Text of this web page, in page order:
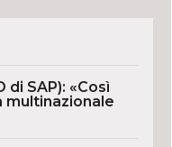
di SAP): «Così
multinazionale